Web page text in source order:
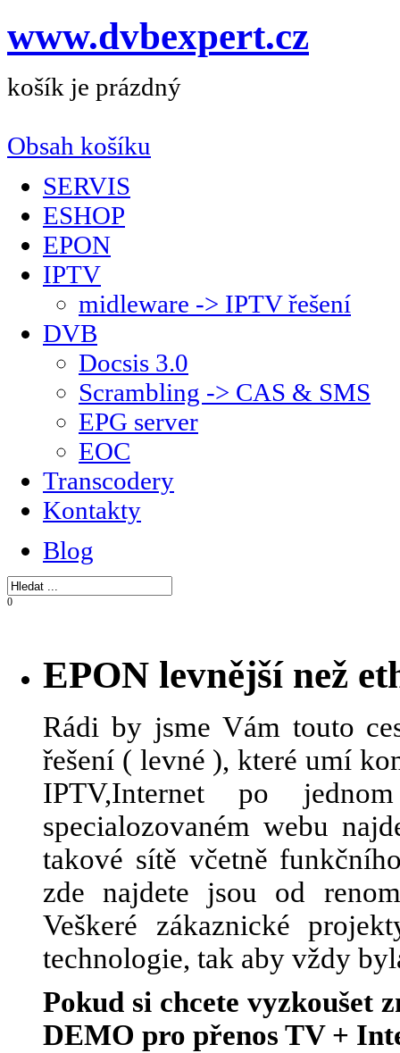
www.dvbexpert.cz
košík je prázdný
Obsah košíku
SERVIS
ESHOP
EPON
IPTV
midleware -> IPTV řešení
DVB
Docsis 3.0
Scrambling -> CAS & SMS
EPG server
EOC
Transcodery
Kontakty
Blog
0
EPON levnější než
Rádi by jsme Vám touto
řešení ( levné ), které umí
IPTV,Internet po
specialozovaném webu
takové sítě včetně
zde najdete jsou od
Veškeré zákaznické
technologie, tak aby vždy
Pokud si chcete vyzkoušet
DEMO pro přenos TV +